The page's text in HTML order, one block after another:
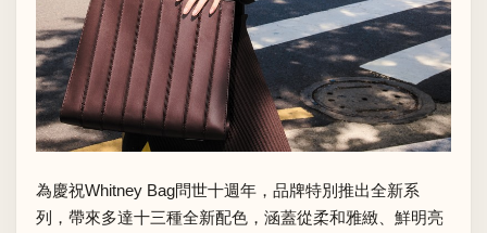
為慶祝Whitney Bag問世十週年，品牌特別推出全新系
列，帶來多達十三種全新配色，涵蓋從柔和雅緻、鮮明亮